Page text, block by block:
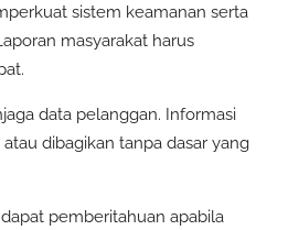
sistem keamanan serta
masyarakat harus
data pelanggan. Informasi
dibagikan tanpa dasar yang
pemberitahuan apabila